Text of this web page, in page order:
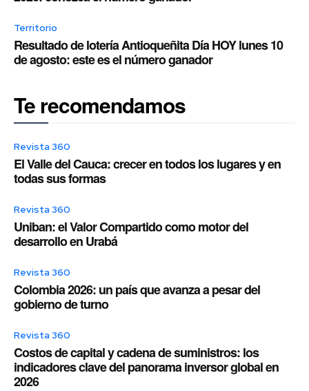
Territorio
Resultado de lotería Antioqueñita Día HOY lunes 10
de agosto: este es el número ganador
Te recomendamos
Revista 360
El Valle del Cauca: crecer en todos los lugares y en
todas sus formas
Revista 360
Uniban: el Valor Compartido como motor del
desarrollo en Urabá
Revista 360
Colombia 2026: un país que avanza a pesar del
gobierno de turno
Revista 360
Costos de capital y cadena de suministros: los
indicadores clave del panorama inversor global en
2026